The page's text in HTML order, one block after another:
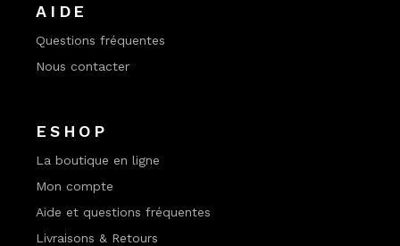
AIDE
Questions fréquentes
Nous contacter
ESHOP
La boutique en ligne
Mon compte
Aide et questions fréquentes
Livraisons & Retours